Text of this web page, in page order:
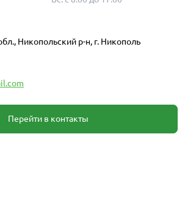
Никопольский р-н, г. Никополь
Перейти в контакты